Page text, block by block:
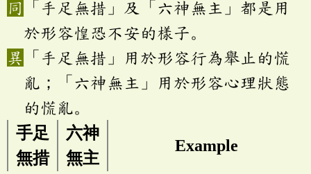
「手足無措」及「六神無主」都是用
於形容惶恐不安的樣子。
「手足無措」用於形容行為舉止的慌
亂；「六神無主」用於形容心理狀態
的慌亂。
手足
無措
六神
無主
Example